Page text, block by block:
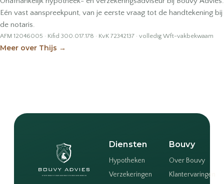
Eén vast aanspreekpunt, van je eerste vraag tot de handtekening bij
de notaris.
AFM 12046005 · Kifid 300.017.178 · KvK 72342137 · volledig Wft-vakbekwaam
Meer over Thijs →
Diensten
Hypotheken
Verzekeringen
Bouvy
Over Bouvy
Klantervaringen